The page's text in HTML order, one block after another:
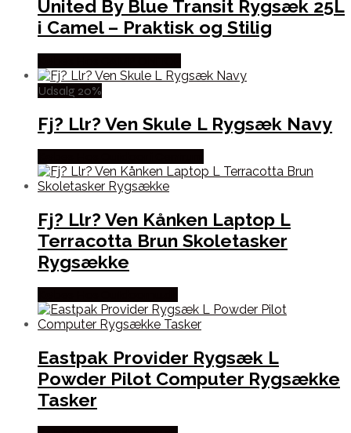
United By Blue Transit Rygsæk 25L
i Camel – Praktisk og Stilig
Udsalg 20%
Fj? Llr? Ven Skule L Rygsæk Navy
Fj? Llr? Ven Kånken Laptop L
Terracotta Brun Skoletasker
Rygsække
Eastpak Provider Rygsæk L
Powder Pilot Computer Rygsække
Tasker